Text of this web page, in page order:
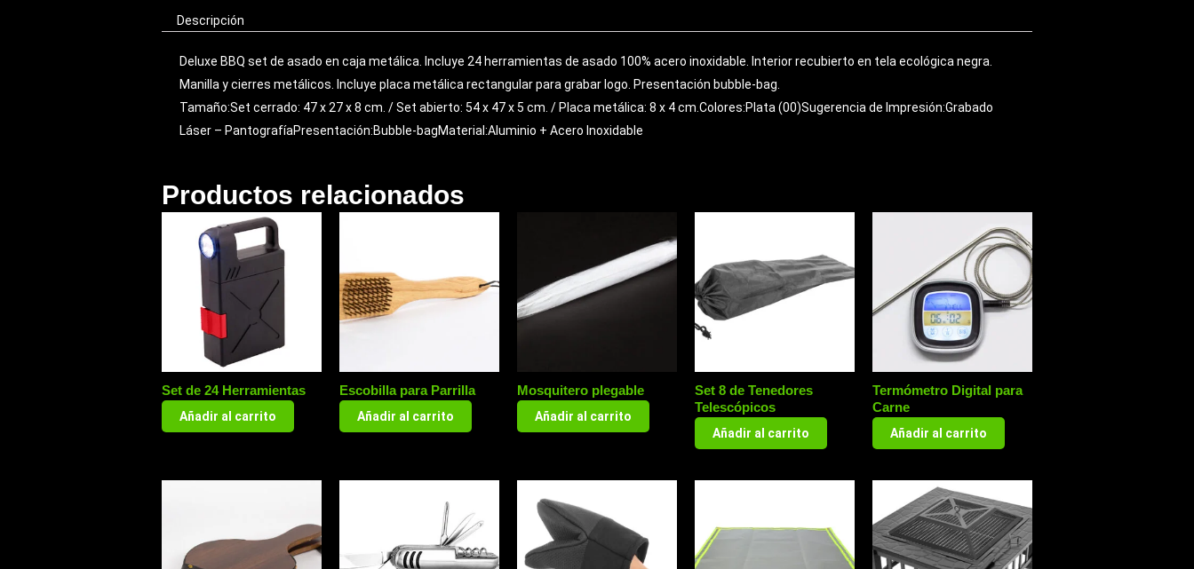
Descripción
Deluxe BBQ set de asado en caja metálica. Incluye 24 herramientas de asado 100% acero inoxidable. Interior recubierto en tela ecológica negra.
Manilla y cierres metálicos. Incluye placa metálica rectangular para grabar logo. Presentación bubble-bag.
Tamaño:Set cerrado: 47 x 27 x 8 cm. / Set abierto: 54 x 47 x 5 cm. / Placa metálica: 8 x 4 cm.Colores:Plata (00)Sugerencia de Impresión:Grabado
Láser – PantografíaPresentación:Bubble-bagMaterial:Aluminio + Acero Inoxidable
Productos relacionados
Set de 24 Herramientas
Añadir al carrito
Escobilla para Parrilla
Añadir al carrito
Mosquitero plegable
Añadir al carrito
Set 8 de Tenedores
Telescópicos
Añadir al carrito
Termómetro Digital para
Carne
Añadir al carrito